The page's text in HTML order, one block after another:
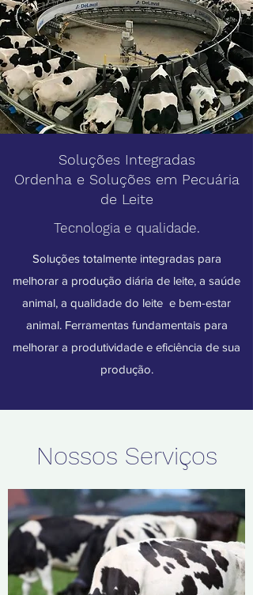
Soluções Integradas
Ordenha e Soluções em Pecuária
de Leite
Tecnologia e qualidade.
Soluções totalmente integradas para
melhorar a produção diária de leite, a saúde
animal, a qualidade do leite e bem-estar
animal. Ferramentas fundamentais para
melhorar a produtividade e eficiência de sua
produção.
Nossos Serviços